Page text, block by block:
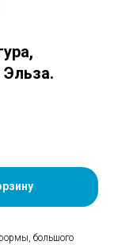
большого